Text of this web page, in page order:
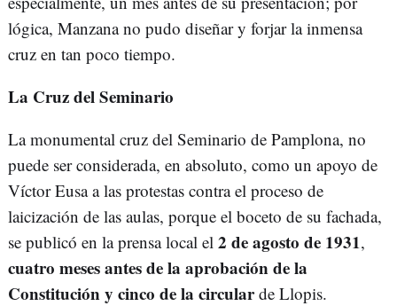
lógica, Manzana no pudo diseñar y forjar la inmensa
cruz en tan poco tiempo.
La Cruz del Seminario
La monumental cruz del Seminario de Pamplona, no
puede ser considerada, en absoluto, como un apoyo de
Víctor Eusa a las protestas contra el proceso de
laicización de las aulas, porque el boceto de su fachada,
se publicó en la prensa local el 2 de agosto de 1931,
cuatro meses antes de la aprobación de la
Constitución y cinco de la circularde Llopis.